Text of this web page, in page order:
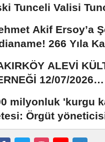
Tunceli Valisi
Akif Ersoy’a
266 Yıla
Talebi
ALEVİ
12/07/2026
milyonluk 'kurgu
Örgüt